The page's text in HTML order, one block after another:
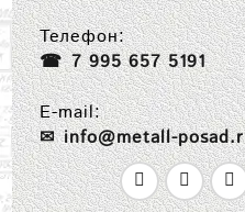
Телефон:
7 995 657 5191
E-mail:
info@metall-